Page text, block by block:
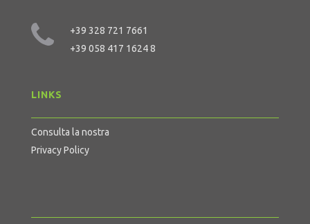
+39 328 721 7661
+39 058 417 1624 8
LINKS
Consulta la nostra
Privacy Policy